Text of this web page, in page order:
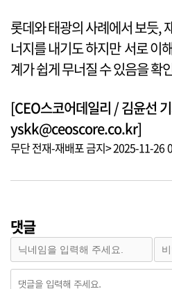
롯데와 태광의 사례에서 보듯,
너지를 내기도 하지만 서로 이
계가 쉽게 무너질 수 있음을 확
[CEO스코어데일리 / 김윤선
yskk@ceoscore.co.kr]
무단 전재-재배포 금지> 2025-11-26
댓글